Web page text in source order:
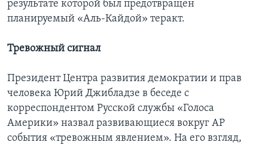
результате которой был предотвращен
планируемый «Аль-Кайдой» теракт.
Тревожный сигнал
Президент Центра развития демократии и прав
человека Юрий Джибладзе в беседе с
корреспондентом Русской службы «Голоса
Америки» назвал развивающиеся вокруг АР
события «тревожным явлением». На его взгляд,